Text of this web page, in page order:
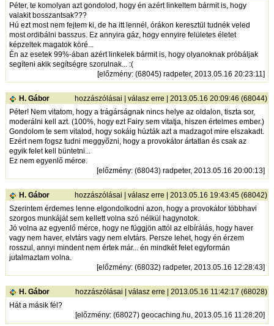
Péter, te komolyan azt gondolod, hogy én azért linkeltem bármit is, hogy
valakit bosszantsak???
Hú ezt most nem fejtem ki, de ha itt lennél, órákon keresztül tudnék veled
most ordibálni basszus. Ez annyira gáz, hogy ennyire felületes életet
képzeltek magatok köré...
Én az esetek 99%-ában azért linkelek bármit is, hogy olyanoknak próbáljak
segíteni akik segítségre szorulnak... :(
[előzmény: (68045) radpeter, 2013.05.16 20:23:11]
H. Gábor hozzászólásai |válasz erre | 2013.05.16 20:09:46 (68044)
Péter! Nem vitatom, hogy a trágárságnak nincs helye az oldalon, tiszta sor,
moderálni kell azt. (100%, hogy ezt Fairy sem vitatja, hiszen értelmes ember.)
Gondolom te sem vitatod, hogy sokáig húzták azt a madzagot mire elszakadt.
Ezért nem fogsz tudni meggyőzni, hogy a provokátor ártatlan és csak az
egyik felet kell büntetni...
Ez nem egyenlő mérce.
[előzmény: (68043) radpeter, 2013.05.16 20:00:13]
H. Gábor hozzászólásai |válasz erre | 2013.05.16 19:43:45 (68042)
Szerintem érdemes lenne elgondolkodni azon, hogy a provokátor többhavi
szorgos munkáját sem kellett volna szó nélkül hagynotok.
Jó volna az egyenlő mérce, hogy ne függjön attól az elbírálás, hogy haver
vagy nem haver, elvtárs vagy nem elvtárs. Persze lehet, hogy én érzem
rosszul, annyi mindent nem értek már... én mindkét felet egyformán
jutalmaztam volna.
[előzmény: (68032) radpeter, 2013.05.16 12:28:43]
H. Gábor hozzászólásai |válasz erre | 2013.05.16 11:42:17 (68028)
Hát a másik fél?
[előzmény: (68027) geocaching.hu, 2013.05.16 11:28:20]